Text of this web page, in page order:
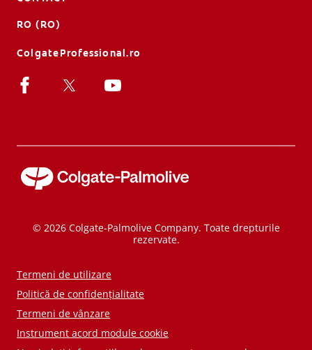
RO (RO)
ColgateProfessional.ro
© 2026 Colgate-Palmolive Company. Toate drepturile
rezervate.
Termeni de utilizare
Politică de confidențialitate
Termeni de vânzare
Instrument acord module cookie